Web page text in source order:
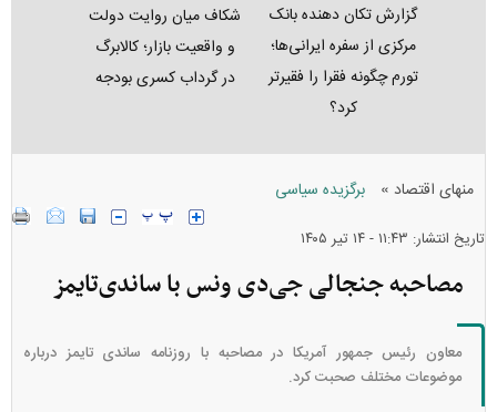
گزارش تکان‌ دهنده بانک
مرکزی از سفره ایرانی‌ها؛
تورم چگونه فقرا را فقیرتر
کرد؟
شکاف میان روایت دولت
و واقعیت بازار؛ کالابرگ
در گرداب کسری بودجه
منهای اقتصاد » برگزیده سیاسی
تاریخ انتشار: ۱۱:۴۳ - ۱۴ تير ۱۴۰۵
مصاحبه جنجالی جی‌دی ونس با ساندی‌تایمز
معاون رئیس جمهور آمریکا در مصاحبه‌ با روزنامه ساندی تایمز درباره
موضوعات مختلف صحبت کرد.